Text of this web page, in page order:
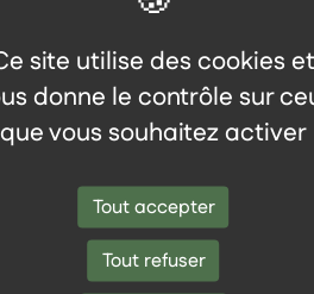
site utilise des cookies et
donne le contrôle sur
que vous souhaitez activer
Tout accepter
Tout refuser
pour bénéficier de
découvrir le pouvoir des
au samedi de 10 h à 19 h